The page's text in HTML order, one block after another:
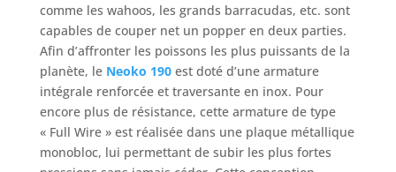
comme les wahoos, les grands barracudas, etc. sont
capables de couper net un popper en deux parties.
Afin d’affronter les poissons les plus puissants de la
planète, le Neoko 190 est doté d’une armature
intégrale renforcée et traversante en inox. Pour
encore plus de résistance, cette armature de type
« Full Wire » est réalisée dans une plaque métallique
monobloc, lui permettant de subir les plus fortes